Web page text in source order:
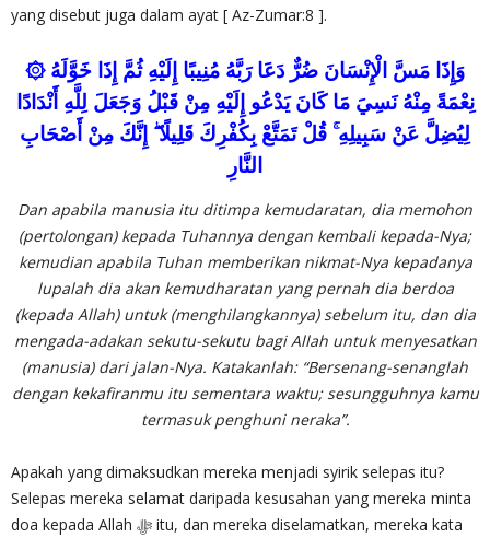
yang disebut juga dalam ayat [ Az-Zumar:8 ].
۞ وَإِذَا مَسَّ الْإِنْسَانَ ضُرٌّ دَعَا رَبَّهُ مُنِيبًا إِلَيْهِ ثُمَّ إِذَا خَوَّلَهُ
نِعْمَةً مِنْهُ نَسِيَ مَا كَانَ يَدْعُو إِلَيْهِ مِنْ قَبْلُ وَجَعَلَ لِلَّهِ أَنْدَادًا
لِيُضِلَّ عَنْ سَبِيلِهِ ۚ قُلْ تَمَتَّعْ بِكُفْرِكَ قَلِيلًا ۖ إِنَّكَ مِنْ أَصْحَابِ
النَّارِ
Dan apabila manusia itu ditimpa kemudaratan, dia memohon
(pertolongan) kepada Tuhannya dengan kembali kepada-Nya;
kemudian apabila Tuhan memberikan nikmat-Nya kepadanya
lupalah dia akan kemudharatan yang pernah dia berdoa
(kepada Allah) untuk (menghilangkannya) sebelum itu, dan dia
mengada-adakan sekutu-sekutu bagi Allah untuk menyesatkan
(manusia) dari jalan-Nya. Katakanlah: “Bersenang-senanglah
dengan kekafiranmu itu sementara waktu; sesungguhnya kamu
termasuk penghuni neraka”.
Apakah yang dimaksudkan mereka menjadi syirik selepas itu?
Selepas mereka selamat daripada kesusahan yang mereka minta
doa kepada Allah ‎ﷻ itu, dan mereka diselamatkan, mereka kata